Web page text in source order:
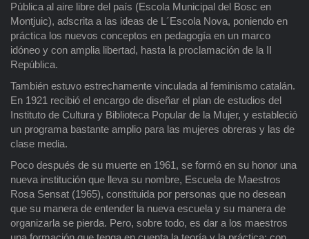
Pública al aire libre del país (Escola Municipal del Bosc en
Montjuic), adscrita a las ideas de L´Escola Nova, poniendo en
práctica los nuevos conceptos en pedagogía en un marco
idóneo y con amplia libertad, hasta la proclamación de la II
República.
También estuvo estrechamente vinculada al feminismo catalán.
En 1921 recibió el encargo de diseñar el plan de estudios del
Instituto de Cultura y Biblioteca Popular de la Mujer, y estableció
un programa bastante amplio para las mujeres obreras y las de
clase media.
Poco después de su muerte en 1961, se formó en su honor una
nueva institución que lleva su nombre, Escuela de Maestros
Rosa Sensat (1965), constituida por personas que no desean
que su manera de entender la nueva escuela y su manera de
organizarla se pierda. Pero, sobre todo, es dar a los maestros